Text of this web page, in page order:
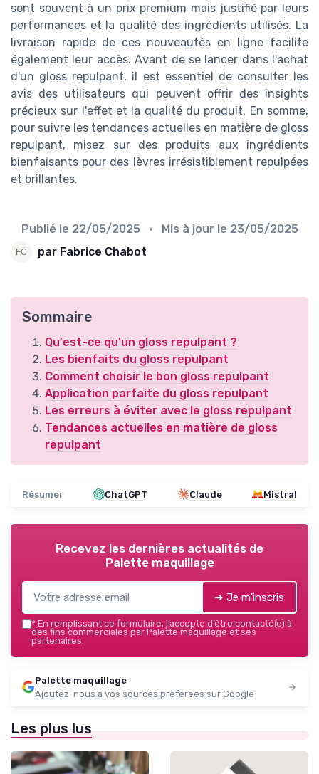
sont souvent à un prix premium mais justifié par leurs
performances et la qualité des ingrédients utilisés. La
livraison rapide de ces nouveautés en ligne facilite
également leur accès. Avant de se lancer dans l'achat
d'un gloss repulpant, il est essentiel de consulter les
avis des utilisateurs qui peuvent offrir des insights
précieux sur l'effet et la qualité du produit. En somme,
pour suivre les tendances actuelles en matière de gloss
repulpant, misez sur des produits aux ingrédients
bienfaisants pour des lèvres irrésistiblement repulpées
et brillantes.
Publié le 22/05/2025 • Mis à jour le 23/05/2025
par Fabrice Chabot
Sommaire
Qu'est-ce qu'un gloss repulpant ?
Les bienfaits du gloss repulpant
Comment choisir le bon gloss repulpant
Application parfaite du gloss repulpant
Les erreurs à éviter avec le gloss repulpant
Tendances actuelles en matière de gloss
repulpant
Résumer ChatGPT Claude Mistral
Recevez les dernières actualités de
Palette maquillage
➔ Je m'inscris
* En remplissant ce formulaire, j’accepte d’être contacté(e) à
des fins commerciales par Palette maquillage et ses
partenaires.
Palette maquillage
Ajoutez-nous à vos sources préférées sur Google
Les plus lus